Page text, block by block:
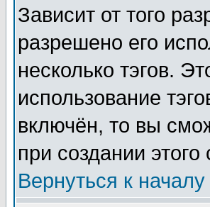
Зависит от того
разрешено его
несколько тэгов.
использование
включён, то вы
при создании
Вернуться к началу